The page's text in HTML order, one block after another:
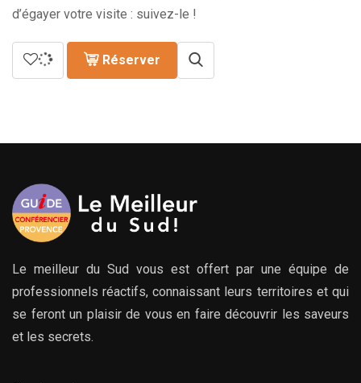
d’égayer votre visite : suivez-le !
Réserver
Le meilleur du Sud vous est offert par une équipe de
professionnels réactifs, connaissant leurs territoires et qui
se feront un plaisir de vous en faire découvrir les saveurs
et les secrets.